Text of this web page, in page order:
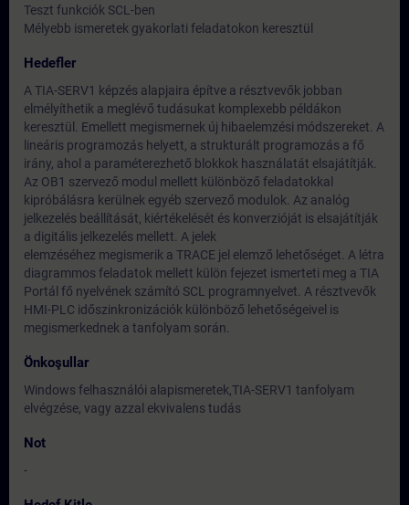
Teszt funkciók SCL-ben
Mélyebb ismeretek gyakorlati feladatokon keresztül
Hedefler
A TIA-SERV1 képzés alapjaira építve a résztvevők jobban
elmélyíthetik a meglévő tudásukat komplexebb példákon
keresztül. Emellett megismernek új hibaelemzési módszereket. A
lineáris programozás helyett, a strukturált programozás a fő
irány, ahol a paraméterezhető blokkok használatát elsajátítják.
Az OB1 szervező modul mellett különböző feladatokkal
kipróbálásra kerülnek egyéb szervező modulok. Az analóg
jelkezelés beállítását, kiértékelését és konverzióját is elsajátítják
a digitális jelkezelés mellett. A jelek
elemzéséhez megismerik a TRACE jel elemző lehetőséget. A létra
diagrammos feladatok mellett külön fejezet ismerteti meg a TIA
Portál fő nyelvének számító SCL programnyelvet. A résztvevők
HMI-PLC időszinkronizációk különböző lehetőségeivel is
megismerkednek a tanfolyam során.
Önkoşullar
Windows felhasználói alapismeretek,TIA-SERV1 tanfolyam
elvégzése, vagy azzal ekvivalens tudás
Not
-